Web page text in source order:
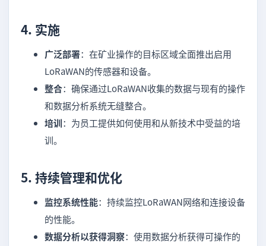
4. 实施
广泛部署：在矿业操作的目标区域全面推出启用
LoRaWAN的传感器和设备。
整合：确保通过LoRaWAN收集的数据与现有的操作
和数据分析系统无缝整合。
培训：为员工提供如何使用和从新技术中受益的培
训。
5. 持续管理和优化
监控系统性能：持续监控LoRaWAN网络和连接设备
的性能。
数据分析以获得洞察：使用数据分析获得可操作的